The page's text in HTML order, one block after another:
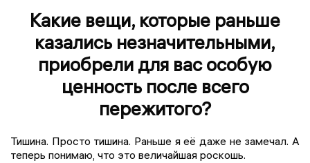
Какие вещи, которые раньше
казались незначительными,
приобрели для вас особую
ценность после всего
пережитого?
Тишина. Просто тишина. Раньше я её даже не замечал. А
теперь понимаю, что это величайшая роскошь.